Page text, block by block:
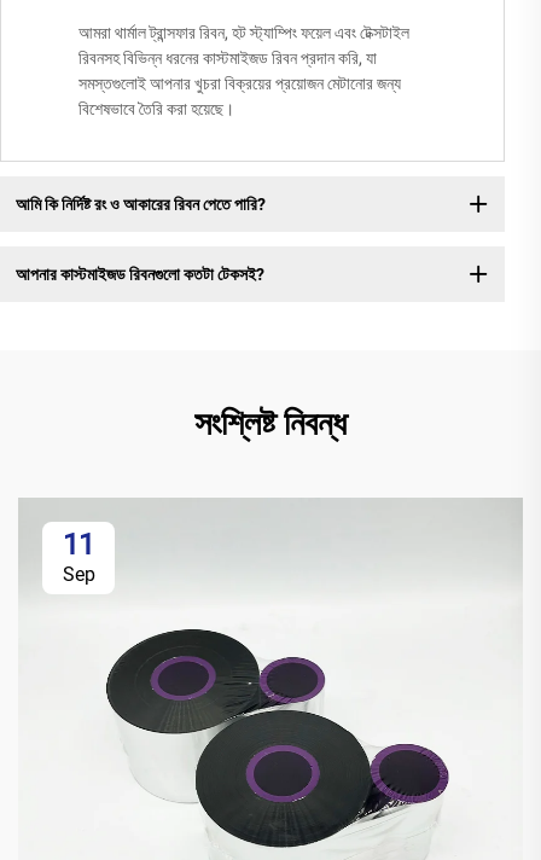
আমরা থার্মাল ট্রান্সফার রিবন, হট স্ট্যাম্পিং ফয়েল এবং টেক্সটাইল
রিবনসহ বিভিন্ন ধরনের কাস্টমাইজড রিবন প্রদান করি, যা
সমস্তগুলোই আপনার খুচরা বিক্রয়ের প্রয়োজন মেটানোর জন্য
বিশেষভাবে তৈরি করা হয়েছে।
আমি কি নির্দিষ্ট রং ও আকারের রিবন পেতে পারি?
আপনার কাস্টমাইজড রিবনগুলো কতটা টেকসই?
সংশ্লিষ্ট নিবন্ধ
11
Sep